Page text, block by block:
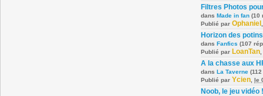
Filtres Photos
dans Made in fan (10
Publié par Ophaniel
Horizon des potins
dans Fanfics (107
Publié par LoanTan
A la chasse aux
dans La Taverne
Publié par Ycien le
Noob, le jeu vidéo !